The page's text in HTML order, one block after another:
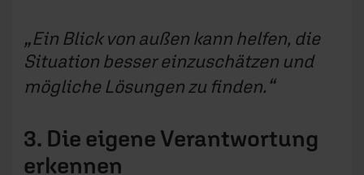
Ein Blick von außen kann helfen, die
Situation besser einzuschätzen und
mögliche Lösungen zu finden.
3. Die eigene Verantwortung
erkennen